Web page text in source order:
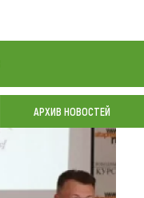
АРХИВ НОВОСТЕЙ